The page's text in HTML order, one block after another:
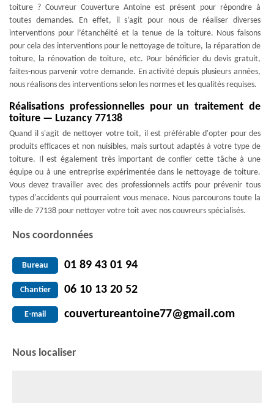
toiture ? Couvreur Couverture Antoine est présent pour répondre à
toutes demandes. En effet, il s’agit pour nous de réaliser diverses
interventions pour l’étanchéité et la tenue de la toiture. Nous faisons
pour cela des interventions pour le nettoyage de toiture, la réparation de
toiture, la rénovation de toiture, etc. Pour bénéficier du devis gratuit,
faites-nous parvenir votre demande. En activité depuis plusieurs années,
nous réalisons des interventions selon les normes et les qualités requises.
Réalisations professionnelles pour un traitement de
toiture — Luzancy 77138
Quand il s'agit de nettoyer votre toit, il est préférable d'opter pour des
produits efficaces et non nuisibles, mais surtout adaptés à votre type de
toiture. Il est également très important de confier cette tâche à une
équipe ou à une entreprise expérimentée dans le nettoyage de toiture.
Vous devez travailler avec des professionnels actifs pour prévenir tous
types d'accidents qui pourraient vous menace. Nous parcourons toute la
ville de 77138 pour nettoyer votre toit avec nos couvreurs spécialisés.
Nos coordonnées
Bureau 01 89 43 01 94
Chantier 06 10 13 20 52
E-mail couvertureantoine77@gmail.com
Nous localiser